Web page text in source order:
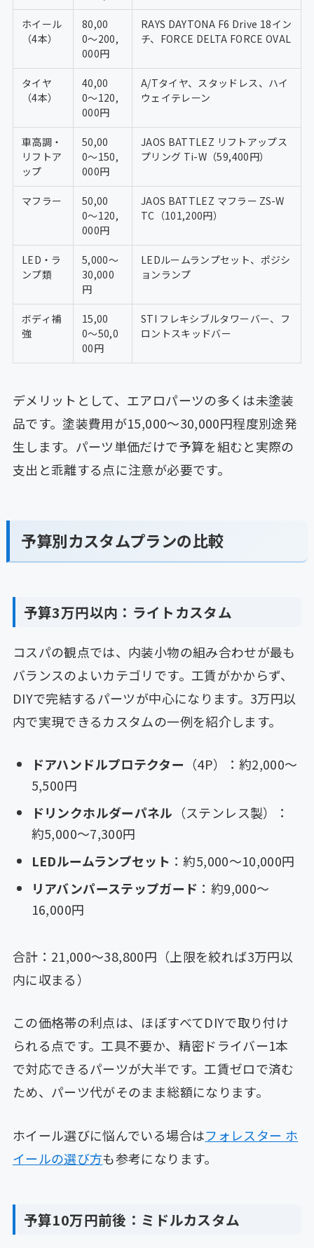
ホイール
（4本）
80,00
0〜200,
000円
RAYS DAYTONA F6 Drive 18イン
チ、FORCE DELTA FORCE OVAL
タイヤ
（4本）
40,00
0〜120,
000円
A/Tタイヤ、スタッドレス、ハイ
ウェイテレーン
車高調・
リフトア
ップ
50,00
0〜150,
000円
JAOS BATTLEZ リフトアップス
プリング Ti-W（59,400円）
マフラー
50,00
0〜120,
000円
JAOS BATTLEZ マフラー ZS-W
TC（101,200円）
LED・ラ
ンプ類
5,000〜
30,000
円
LEDルームランプセット、ポジシ
ョンランプ
ボディ補
強
15,00
0〜50,0
00円
STI フレキシブルタワーバー、フ
ロントスキッドバー
デメリットとして、エアロパーツの多くは未塗装
品です。塗装費用が15,000〜30,000円程度別途発
生します。パーツ単価だけで予算を組むと実際の
支出と乖離する点に注意が必要です。
予算別カスタムプランの比較
予算3万円以内：ライトカスタム
コスパの観点では、内装小物の組み合わせが最も
バランスのよいカテゴリです。工賃がかからず、
DIYで完結するパーツが中心になります。3万円以
内で実現できるカスタムの一例を紹介します。
ドアハンドルプロテクター （4P）：約2,000〜
5,500円
ドリンクホルダーパネル （ステンレス製）：
約5,000〜7,300円
LEDルームランプセット ：約5,000〜10,000円
リアバンパーステップガード ：約9,000〜
16,000円
合計：21,000〜38,800円（上限を絞れば3万円以
内に収まる）
この価格帯の利点は、ほぼすべてDIYで取り付け
られる点です。工具不要か、精密ドライバー1本
で対応できるパーツが大半です。工賃ゼロで済む
ため、パーツ代がそのまま総額になります。
ホイール選びに悩んでいる場合はフォレスター ホ
イールの選び方も参考になります。
予算10万円前後：ミドルカスタム